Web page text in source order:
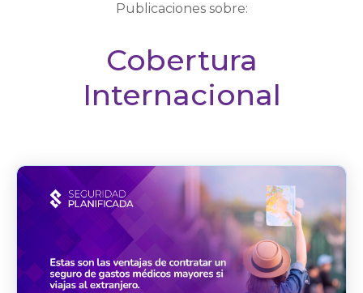
Publicaciones sobre:
Cobertura
Internacional